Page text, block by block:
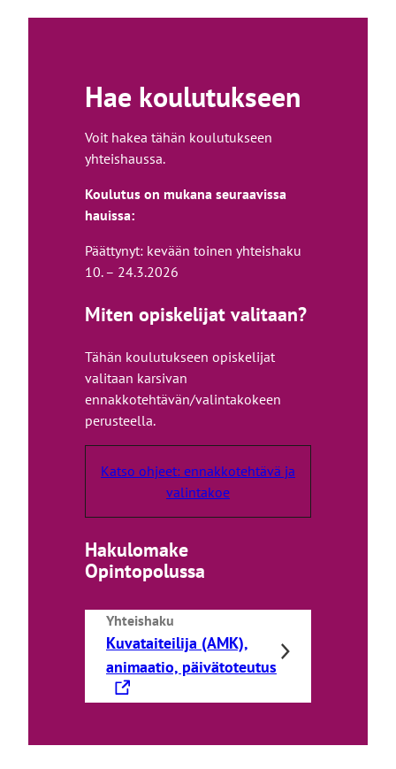
Hae koulutukseen
Voit hakea tähän koulutukseen
yhteishaussa.
Koulutus on mukana seuraavissa
hauissa:
Päättynyt: kevään toinen yhteishaku
10. – 24.3.2026
Miten opiskelijat valitaan?
Tähän koulutukseen opiskelijat
valitaan karsivan
ennakkotehtävän/valintakokeen
perusteella.
Katso ohjeet: ennakkotehtävä ja
valintakoe
Hakulomake
Opintopolussa
Yhteishaku
Kuvataiteilija (AMK),
animaatio, päivätoteutus L